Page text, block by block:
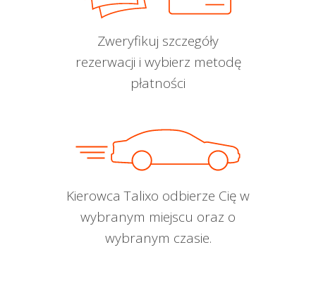
Zweryfikuj szczegóły
rezerwacji i wybierz metodę
płatności
Kierowca Talixo odbierze Cię w
wybranym miejscu oraz o
wybranym czasie.